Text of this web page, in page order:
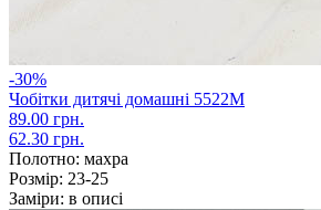
-30%
Чобітки дитячі домашні 5522М
89.00 грн.
62.30 грн.
Полотно: махра
Розмір: 23-25
Заміри: в описі